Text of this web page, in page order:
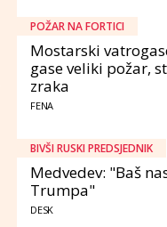
POŽAR NA FORTICI
Mostarski
gase veliki požar,
zraka
FENA
BIVŠI RUSKI PREDSJEDNIK
Medvedev: "Baš
Trumpa"
DESK